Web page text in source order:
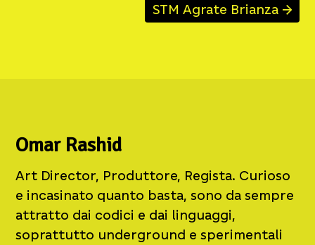
STM Agrate Brianza ↑
Omar Rashid
Art Director, Produttore, Regista. Curioso
e incasinato quanto basta, sono da sempre
attratto dai codici e dai linguaggi,
soprattutto underground e sperimentali